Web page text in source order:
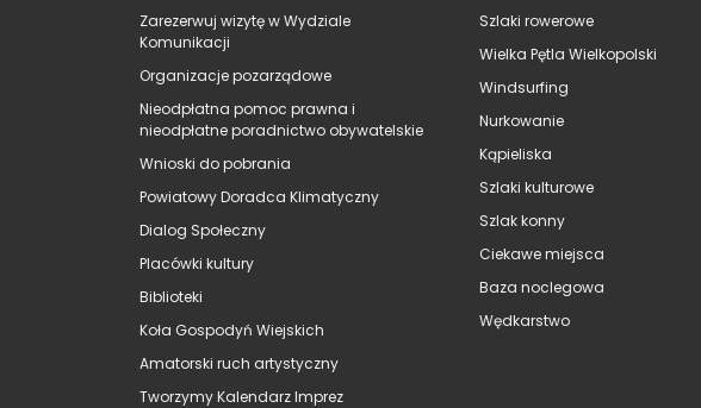
Zarezerwuj wizytę w Wydziale
Komunikacji
Organizacje pozarządowe
Nieodpłatna pomoc prawna i
nieodpłatne poradnictwo obywatelskie
Wnioski do pobrania
Powiatowy Doradca Klimatyczny
Dialog Społeczny
Placówki kultury
Biblioteki
Koła Gospodyń Wiejskich
Amatorski ruch artystyczny
Tworzymy Kalendarz Imprez
Szlaki rowerowe
Wielka Pętla Wielkopolski
Windsurfing
Nurkowanie
Kąpieliska
Szlaki kulturowe
Szlak konny
Ciekawe miejsca
Baza noclegowa
Wędkarstwo